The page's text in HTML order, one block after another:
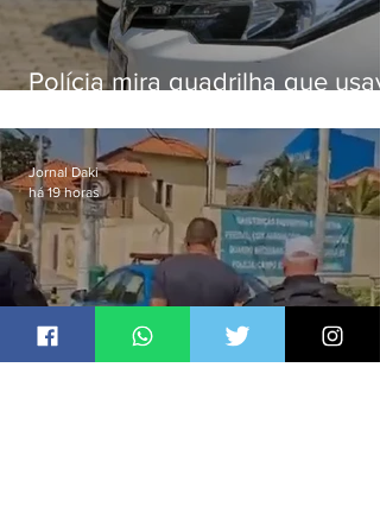
Polícia mira quadrilha que
o Comando Vermelho
Jornal Daki
há 19 horas